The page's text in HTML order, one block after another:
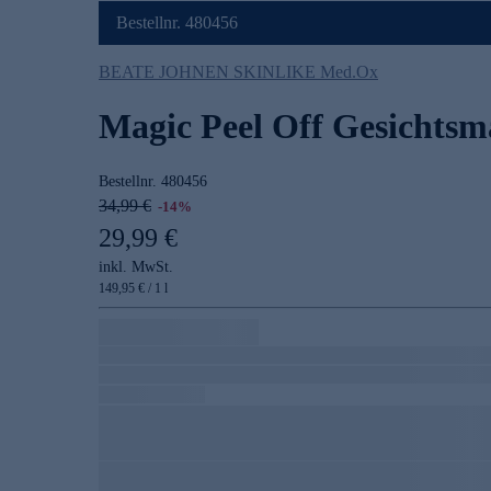
Bestellnr. 480456
BEATE JOHNEN SKINLIKE Med.Ox
Magic Peel Off
Bestellnr. 480456
34,99 € -14%
29,99 €
inkl. MwSt.
149,95 € / 1 l